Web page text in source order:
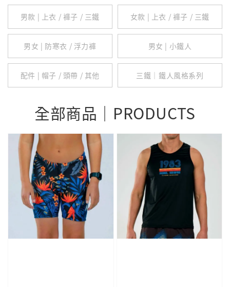
男款 | 上衣 / 褲子 / 三鐵 女款 | 上衣 / 褲子 / 三鐵
男女 | 防寒衣 / 浮力褲 男女 | 小鐵人
配件 | 帽子 / 頭帶 / 其他 三鐵｜鐵人風格系列
全部商品｜PRODUCTS